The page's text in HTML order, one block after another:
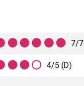
7/7
4/5 (D)